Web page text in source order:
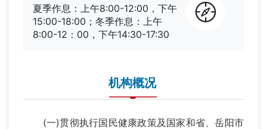
夏季作息：上午8:00-12:00，下午
15:00-18:00；冬季作息：上午
8:00-12：00，下午14:30-17:30
机构概况
(一)贯彻执行国民健康政策及国家和省、岳阳市